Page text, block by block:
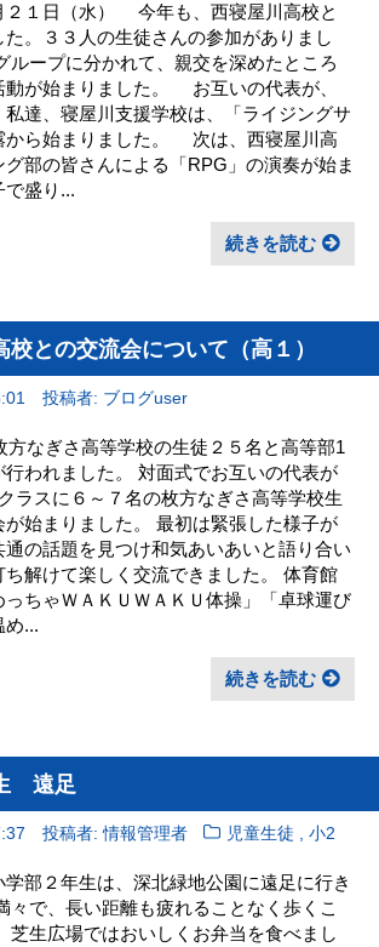
２１日（水） 今年も、西寝屋川高校と
。３３人の生徒さんの参加がありまし
ープに分かれて、親交を深めたところ
動が始まりました。 お互いの代表が、
達、寝屋川支援学校は、「ライジングサ
から始まりました。 次は、西寝屋川高
部の皆さんによる「RPG」の演奏が始ま
で盛り...
続きを読む
校との交流会について（高１）
投稿者: ブログuser
方なぎさ高等学校の生徒２５名と高等部1
われました。 対面式でお互いの代表が
ラスに６～７名の枚方なぎさ高等学校生
始まりました。 最初は緊張した様子が
通の話題を見つけ和気あいあいと語り合い
ち解けて楽しく交流できました。 体育館
ちゃＷＡＫＵＷＡＫＵ体操」「卓球運び
め...
続きを読む
遠足
投稿者: 情報管理者 児童生徒 ,小2
学部２年生は、深北緑地公園に遠足に行き
々で、長い距離も疲れることなく歩くこ
芝生広場ではおいしくお弁当を食べまし